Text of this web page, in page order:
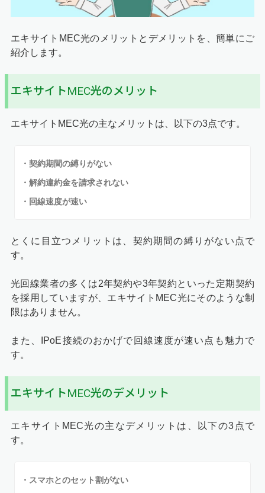
エキサイトMEC光のメリットとデメリットを、簡単にご
紹介します。
エキサイトMEC光のメリット
エキサイトMEC光の主なメリットは、以下の3点です。
・契約期間の縛りがない
・解約違約金を請求されない
・回線速度が速い
とくに目立つメリットは、契約期間の縛りがない点で
す。
光回線業者の多くは2年契約や3年契約といった定期契約
を採用していますが、エキサイトMEC光にそのような制
限はありません。
また、IPoE接続のおかげで回線速度が速い点も魅力で
す。
エキサイトMEC光のデメリット
エキサイトMEC光の主なデメリットは、以下の3点で
す。
・スマホとのセット割がない